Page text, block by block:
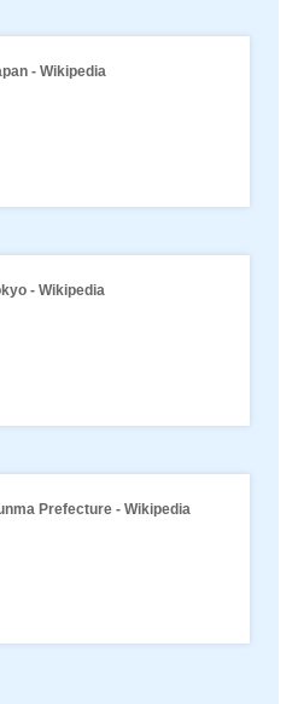
- Wikipedia
- Wikipedia
Prefecture - Wikipedia